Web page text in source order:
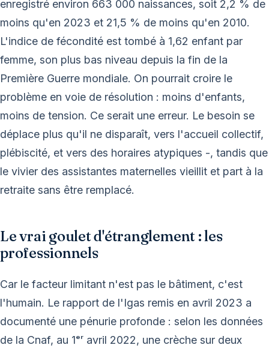
enregistré environ 663 000 naissances, soit 2,2 % de
moins qu'en 2023 et 21,5 % de moins qu'en 2010.
L'indice de fécondité est tombé à 1,62 enfant par
femme, son plus bas niveau depuis la fin de la
Première Guerre mondiale. On pourrait croire le
problème en voie de résolution : moins d'enfants,
moins de tension. Ce serait une erreur. Le besoin se
déplace plus qu'il ne disparaît, vers l'accueil collectif,
plébiscité, et vers des horaires atypiques -, tandis que
le vivier des assistantes maternelles vieillit et part à la
retraite sans être remplacé.
Le vrai goulet d'étranglement : les
professionnels
Car le facteur limitant n'est pas le bâtiment, c'est
l'humain. Le rapport de l'Igas remis en avril 2023 a
documenté une pénurie profonde : selon les données
de la Cnaf, au 1ᵉʳ avril 2022, une crèche sur deux